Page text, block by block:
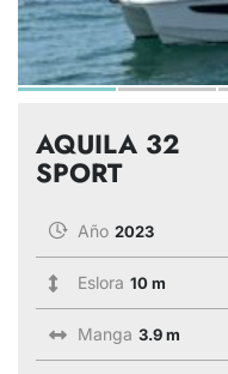
AQUILA 32
SPORT
Año 2023
Eslora 10 m
Manga 3.9 m